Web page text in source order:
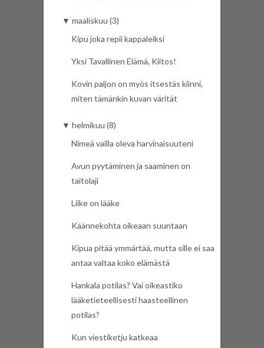
▼ maaliskuu (3)
Kipu joka repii kappaleiksi
Yksi Tavallinen Elämä, Kiitos!
Kovin paljon on myös itsestäs kiinni,
miten tämänkin kuvan värität
▼ helmikuu (8)
Nimeä vailla oleva harvinaisuuteni
Avun pyytäminen ja saaminen on
taitolaji
Liike on lääke
Käännekohta oikeaan suuntaan
Kipua pitää ymmärtää, mutta sille ei saa
antaa valtaa koko elämästä
Hankala potilas? Vai oikeastiko
lääketieteellisesti haasteellinen
potilas?
Kun viestiketju katkeaa